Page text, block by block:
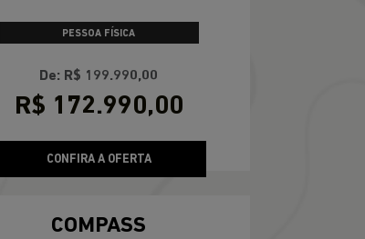
PESSOA FÍSICA
De: R$ 199.990,00
R$ 172.990,00
CONFIRA A OFERTA
COMPASS